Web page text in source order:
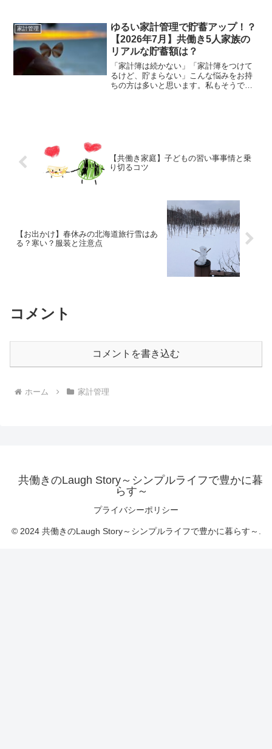
前、月に１回残高を管理する『残高管理
法』に変えたことで貯蓄...
家計管理
ゆるい家計管理で貯蓄アップ！？
【2026年7月】共働き5人家族の
リアルな貯蓄額は？
「家計簿は続かない」「家計簿をつけて
るけど、貯まらない」こんな悩みをお持
ちの方は多いと思います。私もそうでし
【共働き家庭】子どもの習い事事情と乗
り切るコツ
【お出かけ】春休みの北海道旅行雪はあ
る？寒い？服装と注意点
コメント
コメントを書き込む
ホーム 家計管理
共働きのLaugh Story～シンプルライフで豊かに暮
らす～
プライバシーポリシー
© 2024 共働きのLaugh Story～シンプルライフで豊かに暮らす～.